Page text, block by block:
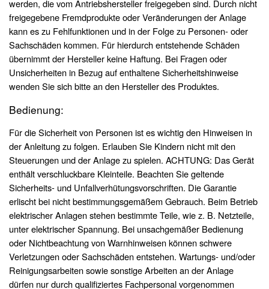
werden, die vom Antriebshersteller freigegeben sind. Durch nicht
freigegebene Fremdprodukte oder Veränderungen der Anlage
kann es zu Fehlfunktionen und in der Folge zu Personen- oder
Sachschäden kommen. Für hierdurch entstehende Schäden
übernimmt der Hersteller keine Haftung. Bei Fragen oder
Unsicherheiten in Bezug auf enthaltene Sicherheitshinweise
wenden Sie sich bitte an den Hersteller des Produktes.
Bedienung:
Für die Sicherheit von Personen ist es wichtig den Hinweisen in
der Anleitung zu folgen. Erlauben Sie Kindern nicht mit den
Steuerungen und der Anlage zu spielen. ACHTUNG: Das Gerät
enthält verschluckbare Kleinteile. Beachten Sie geltende
Sicherheits- und Unfallverhütungsvorschriften. Die Garantie
erlischt bei nicht bestimmungsgemäßem Gebrauch. Beim Betrieb
elektrischer Anlagen stehen bestimmte Teile, wie z. B. Netzteile,
unter elektrischer Spannung. Bei unsachgemäßer Bedienung
oder Nichtbeachtung von Warnhinweisen können schwere
Verletzungen oder Sachschäden entstehen. Wartungs- und/oder
Reinigungsarbeiten sowie sonstige Arbeiten an der Anlage
dürfen nur durch qualifiziertes Fachpersonal vorgenommen